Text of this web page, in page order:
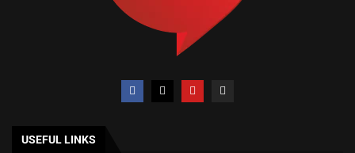
USEFUL LINKS